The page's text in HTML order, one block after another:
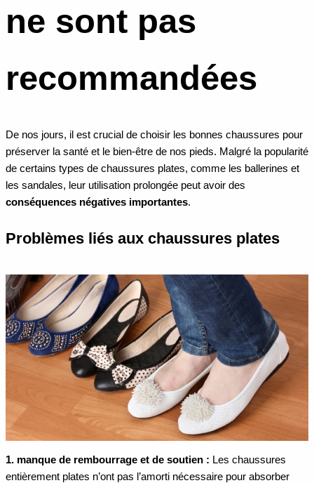
ne sont pas
recommandées
De nos jours, il est crucial de choisir les bonnes chaussures pour
préserver la santé et le bien-être de nos pieds. Malgré la popularité
de certains types de chaussures plates, comme les ballerines et
les sandales, leur utilisation prolongée peut avoir des
conséquences négatives importantes.
Problèmes liés aux chaussures plates
1. manque de rembourrage et de soutien : Les chaussures
entièrement plates n’ont pas l’amorti nécessaire pour absorber